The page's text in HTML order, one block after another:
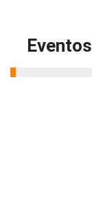
Eventos